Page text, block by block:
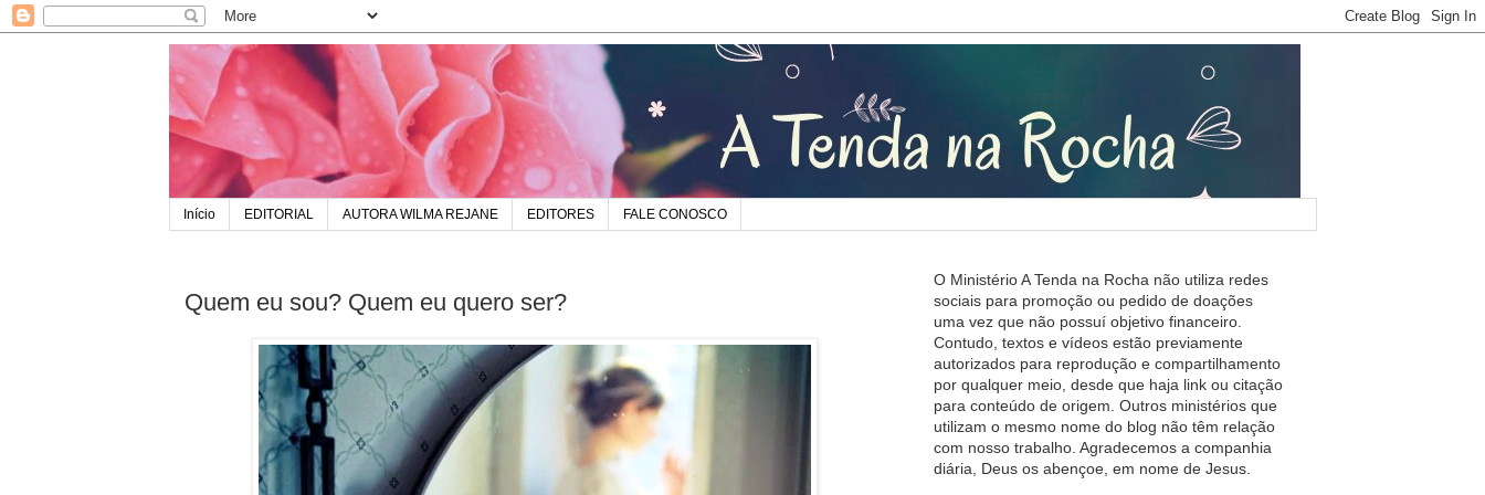
Início EDITORIAL AUTORA WILMA REJANE EDITORES FALE CONOSCO
Quem eu sou? Quem eu quero ser?
O Ministério A Tenda na Rocha não utiliza redes
sociais para promoção ou pedido de doações
uma vez que não possuí objetivo financeiro.
Contudo, textos e vídeos estão previamente
autorizados para reprodução e compartilhamento
por qualquer meio, desde que haja link ou citação
para conteúdo de origem. Outros ministérios que
utilizam o mesmo nome do blog não têm relação
com nosso trabalho. Agradecemos a companhia
diária, Deus os abençoe, em nome de Jesus.